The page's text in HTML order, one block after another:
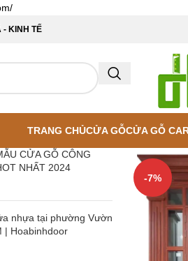
- KINH TẾ
TRANG CHỦCỬA GỖCỬA GỖ
CỬA GỖ CÔNG
NHẤT 2024
nhựa tại phường Vườn
| Hoabinhdoor
-7%